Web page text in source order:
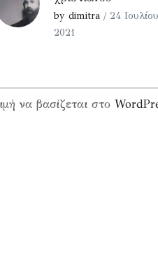
by dimitra / 24
2021
να βασίζεται στο